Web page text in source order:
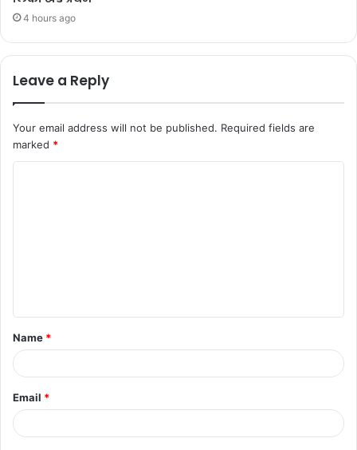
4 hours ago
Leave a Reply
Your email address will not be published. Required fields are
marked *
Name *
Email *